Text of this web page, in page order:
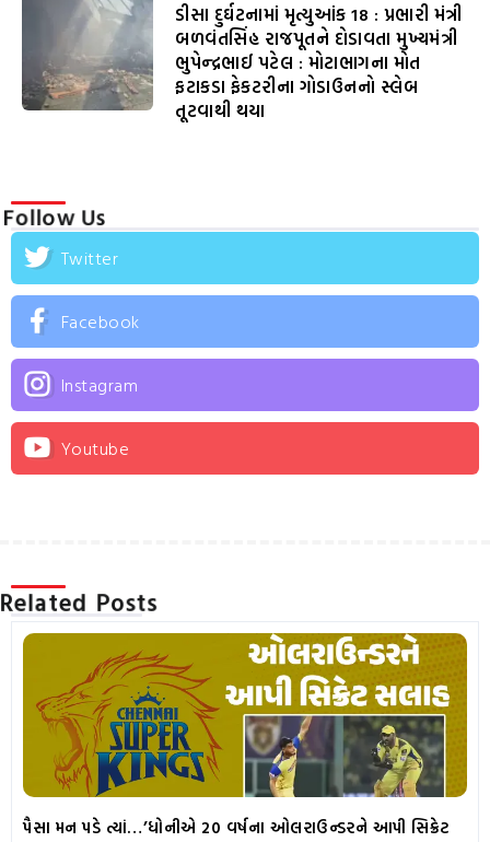
ડીસા દુર્ઘટનામાં મૃત્યુઆંક 18 : પ્રભારી મંત્રી
બળવંતસિંહ રાજપૂતને દોડાવતા મુખ્યમંત્રી
ભુપેન્દ્રભાઈ પટેલ : મોટાભાગના મોત
ફટાકડા ફેકટરીના ગોડાઉનનો સ્લેબ
તૂટવાથી થયા
Follow Us
Twitter
Facebook
Instagram
Youtube
Related Posts
પૈસા મન પડે ત્યાં…’ધોનીએ 20 વર્ષના ઓલરાઉન્ડરને આપી સિક્રેટ